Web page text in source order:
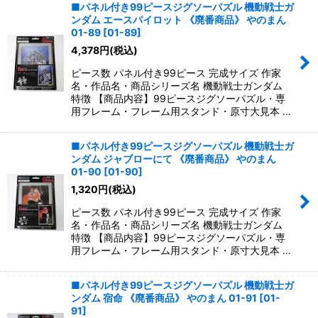
■パネル付き99ピースジグソーパズル 機動戦士ガ
ンダム エースパイロット 《廃番商品》 やのまん
01-89 [01-89]
4,378円(税込)
ピース数 パネル付き99ピース 完成サイズ 作家
名・作品名・商品シリーズ名 機動戦士ガンダム
特徴 【商品内容】99ピースジグソーパズル・専
用フレーム・フレーム用スタンド・原寸大見本 …
■パネル付き99ピースジグソーパズル 機動戦士ガ
ンダム ジャブローにて 《廃番商品》 やのまん
01-90 [01-90]
1,320円(税込)
ピース数 パネル付き99ピース 完成サイズ 作家
名・作品名・商品シリーズ名 機動戦士ガンダム
特徴 【商品内容】99ピースジグソーパズル・専
用フレーム・フレーム用スタンド・原寸大見本 …
■パネル付き99ピースジグソーパズル 機動戦士ガ
ンダム 宿命 《廃番商品》 やのまん 01-91 [01-
91]